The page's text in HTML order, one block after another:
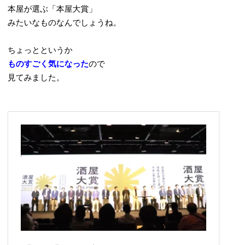
本屋が選ぶ「本屋大賞」
みたいなものなんでしょうね。
ちょっとというか
ものすごく気になったので
見てみました。